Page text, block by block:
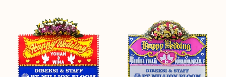
Memories
Bunga
Papan
Happiness
Bunga
Papan